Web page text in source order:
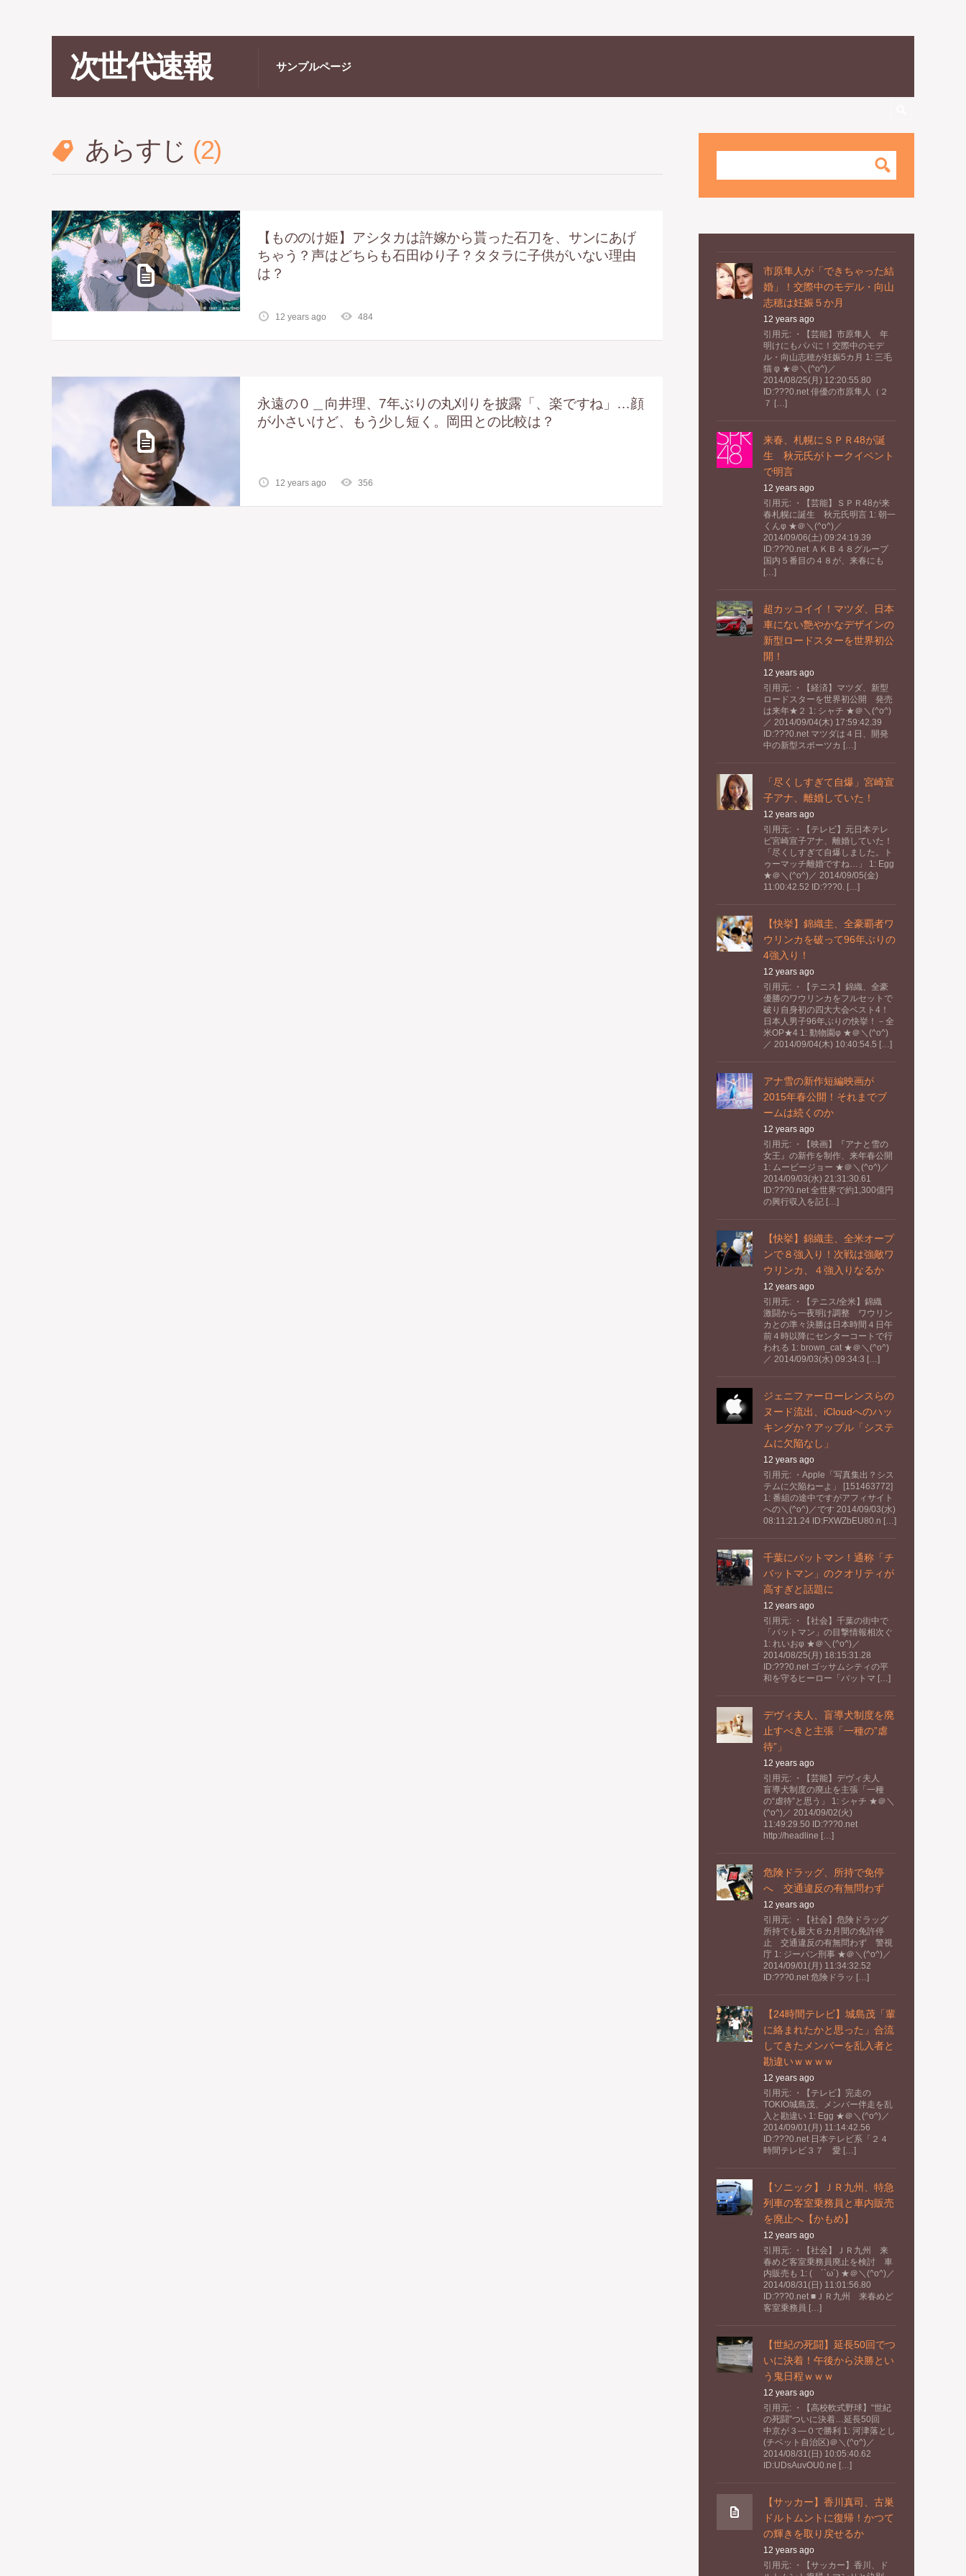
次世代速報 サンプルページ
あらすじ 2
12 years ago 484
【もののけ姫】アシタカは許嫁から貰った石刀を、サンにあげ
ちゃう？声はどちらも石田ゆり子？タタラに子供がいない理由
は？
12 years ago 356
永遠の０＿向井理、7年ぶりの丸刈りを披露「、楽ですね」…顔
が小さいけど、もう少し短く。岡田との比較は？
市原隼人が「できちゃった結
婚」！交際中のモデル・向山
志穂は妊娠５か月
12 years ago
引用元: ・【芸能】市原隼人 年
明けにもパパに！交際中のモデ
ル・向山志穂が妊娠5カ月 1: 三毛
猫 φ ★＠＼(^o^)／
2014/08/25(月) 12:20:55.80
ID:???0.net 俳優の市原隼人（２
７ […]
来春、札幌にＳＰＲ48が誕
生 秋元氏がトークイベント
で明言
12 years ago
引用元: ・【芸能】ＳＰＲ48が来
春札幌に誕生 秋元氏明言 1: 朝一
くんφ ★＠＼(^o^)／
2014/09/06(土) 09:24:19.39
ID:???0.net ＡＫＢ４８グループ
国内５番目の４８が、来春にも
[…]
超カッコイイ！マツダ、日本
車にない艶やかなデザインの
新型ロードスターを世界初公
開！
12 years ago
引用元: ・【経済】マツダ、新型
ロードスターを世界初公開 発売
は来年★２ 1: シャチ ★＠＼(^o^)
／ 2014/09/04(木) 17:59:42.39
ID:???0.net マツダは４日、開発
中の新型スポーツカ […]
「尽くしすぎて自爆」宮崎宣
子アナ、離婚していた！
12 years ago
引用元: ・【テレビ】元日本テレ
ビ宮崎宣子アナ、離婚していた！
「尽くしすぎて自爆しました。ト
ゥーマッチ離婚ですね…」 1: Egg
★＠＼(^o^)／ 2014/09/05(金)
11:00:42.52 ID:???0. […]
【快挙】錦織圭、全豪覇者ワ
ウリンカを破って96年ぶりの
4強入り！
12 years ago
引用元: ・【テニス】錦織、全豪
優勝のワウリンカをフルセットで
破り自身初の四大大会ベスト4！
日本人男子96年ぶりの快挙！－全
米OP★4 1: 動物園φ ★＠＼(^o^)
／ 2014/09/04(木) 10:40:54.5 […]
アナ雪の新作短編映画が
2015年春公開！それまでブ
ームは続くのか
12 years ago
引用元: ・【映画】『アナと雪の
女王』の新作を制作、来年春公開
1: ムービージョー ★＠＼(^o^)／
2014/09/03(水) 21:31:30.61
ID:???0.net 全世界で約1,300億円
の興行収入を記 […]
【快挙】錦織圭、全米オープ
ンで８強入り！次戦は強敵ワ
ウリンカ、４強入りなるか
12 years ago
引用元: ・【テニス/全米】錦織
激闘から一夜明け調整 ワウリン
カとの準々決勝は日本時間４日午
前４時以降にセンターコートで行
われる 1: brown_cat ★＠＼(^o^)
／ 2014/09/03(水) 09:34:3 […]
ジェニファーローレンスらの
ヌード流出、iCloudへのハッ
キングか？アップル「システ
ムに欠陥なし」
12 years ago
引用元: ・Apple「写真集出？シス
テムに欠陥ねーよ」 [151463772]
1: 番組の途中ですがアフィサイト
への＼(^o^)／です 2014/09/03(水)
08:11:21.24 ID:FXWZbEU80.n […]
千葉にバットマン！通称「チ
バットマン」のクオリティが
高すぎと話題に
12 years ago
引用元: ・【社会】千葉の街中で
「バットマン」の目撃情報相次ぐ
1: れいおφ ★＠＼(^o^)／
2014/08/25(月) 18:15:31.28
ID:???0.net ゴッサムシティの平
和を守るヒーロー「バットマ […]
デヴィ夫人、盲導犬制度を廃
止すべきと主張「一種の”虐
待”」
12 years ago
引用元: ・【芸能】デヴィ夫人
盲導犬制度の廃止を主張「一種
の“虐待”と思う」 1: シャチ ★＠＼
(^o^)／ 2014/09/02(火)
11:49:29.50 ID:???0.net
http://headline […]
危険ドラッグ、所持で免停
へ 交通違反の有無問わず
12 years ago
引用元: ・【社会】危険ドラッグ
所持でも最大６カ月間の免許停
止 交通違反の有無問わず 警視
庁 1: ジーパン刑事 ★＠＼(^o^)／
2014/09/01(月) 11:34:32.52
ID:???0.net 危険ドラッ […]
【24時間テレビ】城島茂「輩
に絡まれたかと思った」合流
してきたメンバーを乱入者と
勘違いｗｗｗｗ
12 years ago
引用元: ・【テレビ】完走の
TOKIO城島茂、メンバー伴走を乱
入と勘違い 1: Egg ★＠＼(^o^)／
2014/09/01(月) 11:14:42.56
ID:???0.net 日本テレビ系「２４
時間テレビ３７ 愛 […]
【ソニック】ＪＲ九州、特急
列車の客室乗務員と車内販売
を廃止へ【かもめ】
12 years ago
引用元: ・【社会】ＪＲ九州 来
春めど客室乗務員廃止を検討 車
内販売も 1: ( ´`ω´) ★＠＼(^o^)／
2014/08/31(日) 11:01:56.80
ID:???0.net ■ＪＲ九州 来春めど
客室乗務員 […]
【世紀の死闘】延長50回でつ
いに決着！午後から決勝とい
う鬼日程ｗｗｗ
12 years ago
引用元: ・【高校軟式野球】“世紀
の死闘”ついに決着…延長50回
中京が３―０で勝利 1: 河津落とし
(チベット自治区)＠＼(^o^)／
2014/08/31(日) 10:05:40.62
ID:UDsAuvOU0.ne […]
【サッカー】香川真司、古巣
ドルトムントに復帰！かつて
の輝きを取り戻せるか
12 years ago
引用元: ・【サッカー】香川、ド